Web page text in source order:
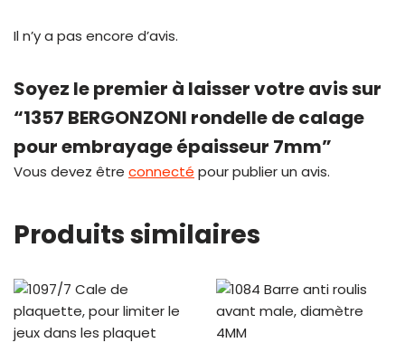
Il n’y a pas encore d’avis.
Soyez le premier à laisser votre avis sur
“1357 BERGONZONI rondelle de calage
pour embrayage épaisseur 7mm”
Vous devez être connecté pour publier un avis.
Produits similaires